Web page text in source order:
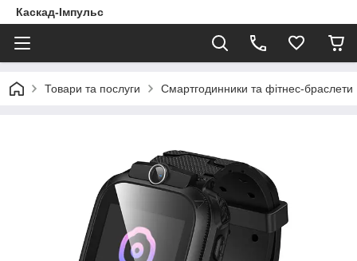
Каскад-Імпульс
Товари та послуги Смартгодинники та фітнес-браслети